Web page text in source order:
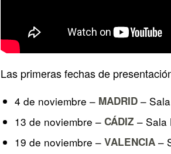
Las primeras fechas de
4 de noviembre – MADRID –
13 de noviembre –CÁDIZ – Sala
19 de noviembre –VALENCIA –